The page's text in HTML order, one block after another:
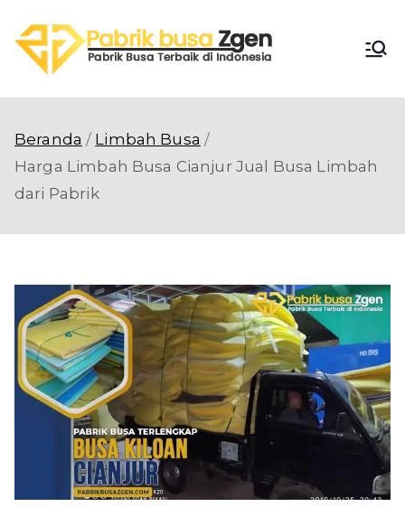
ke
konten
Pabri
Busa
Beranda
Limbah Busa
Harga Limbah Busa Cianjur Jual Busa Limbah
dari Pabrik